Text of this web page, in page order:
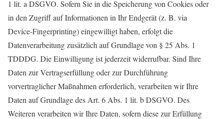
1 lit. a DSGVO. Sofern Sie in die Speicherung von Cookies oder
in den Zugriff auf Informationen in Ihr Endgerät (z. B. via
Device-Fingerprinting) eingewilligt haben, erfolgt die
Datenverarbeitung zusätzlich auf Grundlage von § 25 Abs. 1
TDDDG. Die Einwilligung ist jederzeit widerrufbar. Sind Ihre
Daten zur Vertragserfüllung oder zur Durchführung
vorvertraglicher Maßnahmen erforderlich, verarbeiten wir Ihre
Daten auf Grundlage des Art. 6 Abs. 1 lit. b DSGVO. Des
Weiteren verarbeiten wir Ihre Daten, sofern diese zur Erfüllung